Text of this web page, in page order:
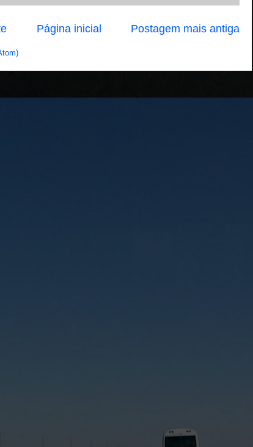
Postagem mais antiga
Página inicial